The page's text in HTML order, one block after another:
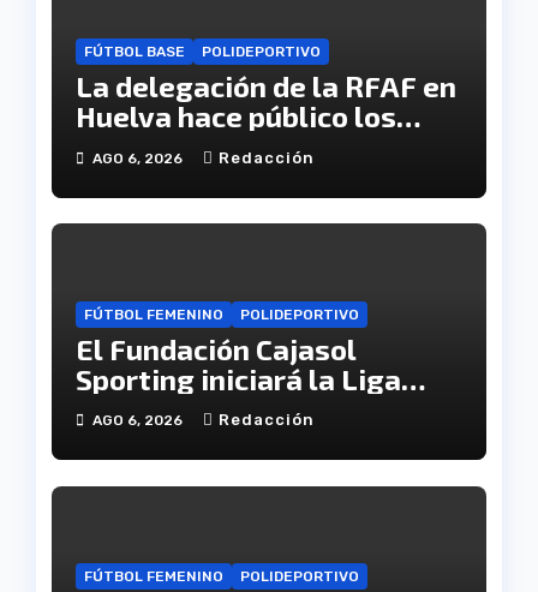
FÚTBOL BASE POLIDEPORTIVO
La delegación de la RFAF en
Huelva hace público los
calendarios de la categoría
juvenil
AGO 6, 2026 Redacción
FÚTBOL FEMENINO POLIDEPORTIVO
El Fundación Cajasol
Sporting iniciará la Liga
recibiendo al Cacereño
AGO 6, 2026 Redacción
FÚTBOL FEMENINO POLIDEPORTIVO